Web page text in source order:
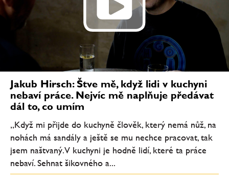
Jakub Hirsch: Štve mě, když lidi v kuchyni
nebaví práce. Nejvíc mě naplňuje předávat
dál to, co umím
„Když mi přijde do kuchyně člověk, který nemá nůž, na
nohách má sandály a ještě se mu nechce pracovat, tak
jsem naštvaný. V kuchyni je hodně lidí, které ta práce
nebaví. Sehnat šikovného a...